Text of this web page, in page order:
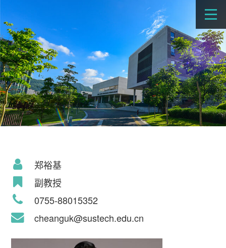
郑裕基
副教授
0755-88015352
cheanguk@sustech.edu.cn